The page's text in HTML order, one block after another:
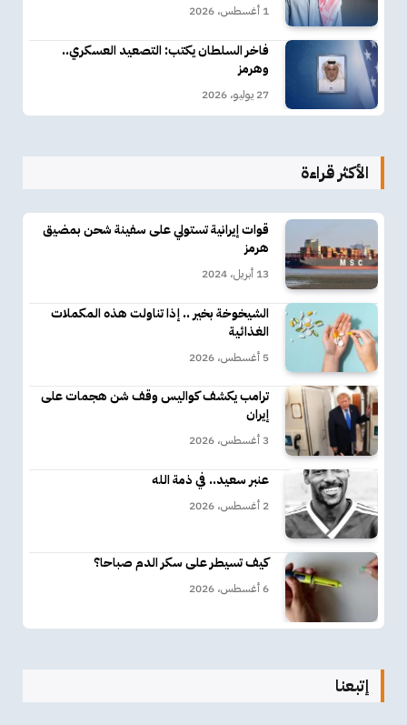
1 أغسطس، 2026
فاخر السلطان يكتب: التصعيد العسكري..
وهرمز
27 يوليو، 2026
الأكثر قراءة
قوات إيرانية تستولي على سفينة شحن بمضيق
هرمز
13 أبريل، 2024
الشيخوخة بخير .. إذا تناولت هذه المكملات
الغذائية
5 أغسطس، 2026
ترامب يكشف كواليس وقف شن هجمات على
إيران
3 أغسطس، 2026
عنبر سعيد.. في ذمة الله
2 أغسطس، 2026
كيف تسيطر على سكر الدم صباحا؟
6 أغسطس، 2026
إتبعنا